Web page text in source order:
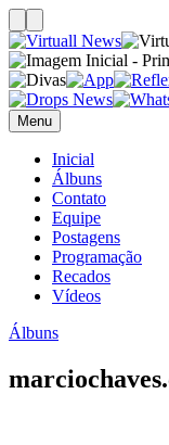
Menu
Inicial
Álbuns
Contato
Equipe
Postagens
Programação
Recados
Vídeos
Álbuns